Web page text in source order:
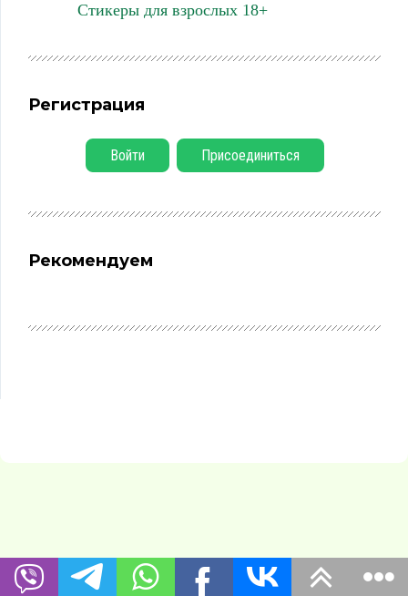
Стикеры для взрослых 18+
Регистрация
Войти Присоединиться
Рекомендуем